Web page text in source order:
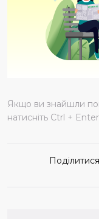
Якщо ви знайшли
натисніть Ctrl + Enter